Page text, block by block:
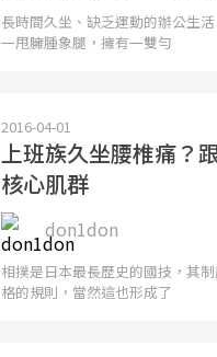
長時間久坐、缺乏運動的辦公生
一甩臃腫象腿，擁有一雙勻
2016-04-01
上班族久坐腰椎痛？
核心肌群
don1don
相撲是日本最長歷史的國技，其
格的規則，當然這也形成了